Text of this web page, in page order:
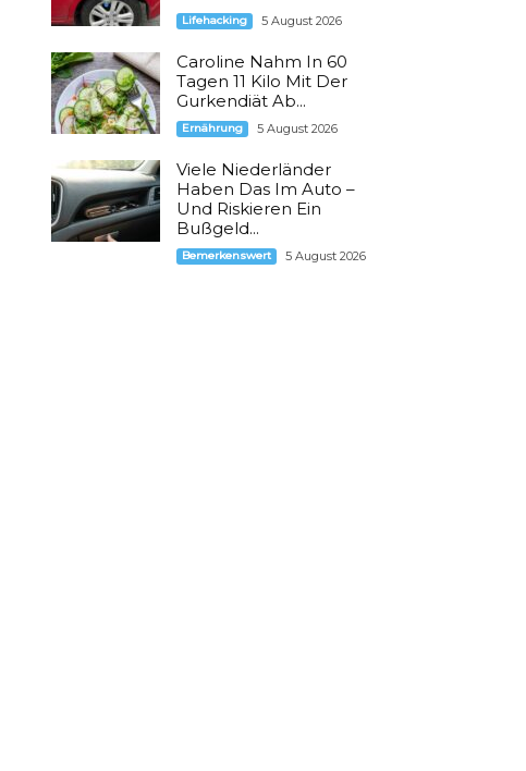
Lifehacking 5 August 2026
Caroline Nahm In 60
Tagen 11 Kilo Mit Der
Gurkendiät Ab...
Ernährung 5 August 2026
Viele Niederländer
Haben Das Im Auto –
Und Riskieren Ein
Bußgeld...
Bemerkenswert 5 August 2026